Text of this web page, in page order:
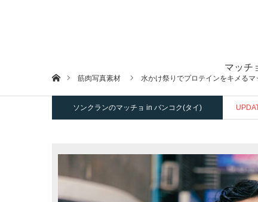
マッチ
ホーム筋肉写真素材 水かけ祭りでプロテインをキメるマ
ソンクランのマッチョ in バンコク(タイ)